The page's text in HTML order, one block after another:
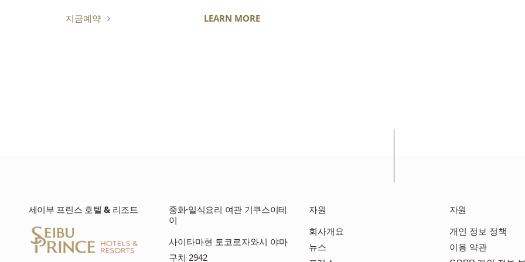
지금예약 LEARN MORE
세이부 프린스 호텔 & 리조트
중화·일식요리 여관 기쿠스이테
이
사이타마현 토코로자와시 야마
구치 2942
자원
회사개요
뉴스
자원
개인 정보 정책
이용 약관